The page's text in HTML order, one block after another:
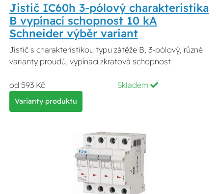
Jistič IC60h 3-pólový charakteristika
B vypínací schopnost 10 kA
Schneider výběr variant
Jistič s charakteristikou typu zátěže B, 3-pólový, různé
varianty proudů, vypínací zkratová schopnost
od 593 Kč Skladem
Varianty produktu